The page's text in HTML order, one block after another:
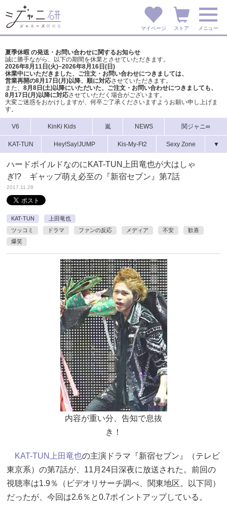
マイページ ストア メニュー
夏季休暇 の発送・お問い合わせに関するお知らせ
誠に勝手ながら、以下の期間を休業とさせていただきます。
2026年8月11日(火)~2026年8月16日(日)
休業中にいただきました、ご注文・お問い合わせにつきましては、
営業再開の8月17日(月)以降、順に対応させていただきます。
また、 8月8日(土)以降にいただいた、ご注文・ お問い合わせにつきましても、
8月17日(月)以降に対応させていただく場合がございます。
大変ご迷惑をおかけしますが、 何卒ご了承くださいますようお願い申し上げま
す。
V6 KinKi Kids 嵐 NEWS 関ジャニ∞
KAT-TUN Hey!Say!JUMP Kis-My-Ft2 Sexy Zone ▼
ハードボイルドなのにKAT-TUN上田竜也が大はしゃ
ぎ!? ギャップ萌え必至の『新宿セブン』第7話
2017.11.28
KAT-TUN
上田竜也
ツッコミ
ドラマ ファンの反応 メディア 不安
歓喜
爆笑
内容が重い分、告知で息抜
き！
KAT-TUN 上田竜也の主演ドラマ『新宿セブン』（テレビ
東京系）の第7話が、11月24日深夜に放送された。前回の
視聴率は1.9％（ビデオリサーチ調べ、関東地区。以下同）
だったが、今回は2.6％と0.7ポイントアップしている。